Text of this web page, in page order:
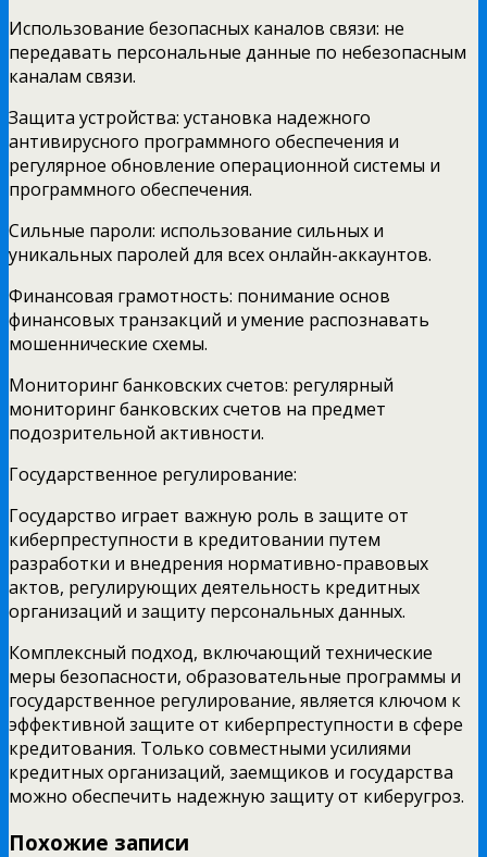
Использование безопасных каналов связи: не
передавать персональные данные по небезопасным
каналам связи.
Защита устройства: установка надежного
антивирусного программного обеспечения и
регулярное обновление операционной системы и
программного обеспечения.
Сильные пароли: использование сильных и
уникальных паролей для всех онлайн-аккаунтов.
Финансовая грамотность: понимание основ
финансовых транзакций и умение распознавать
мошеннические схемы.
Мониторинг банковских счетов: регулярный
мониторинг банковских счетов на предмет
подозрительной активности.
Государственное регулирование:
Государство играет важную роль в защите от
киберпреступности в кредитовании путем
разработки и внедрения нормативно-правовых
актов, регулирующих деятельность кредитных
организаций и защиту персональных данных.
Комплексный подход, включающий технические
меры безопасности, образовательные программы и
государственное регулирование, является ключом к
эффективной защите от киберпреступности в сфере
кредитования. Только совместными усилиями
кредитных организаций, заемщиков и государства
можно обеспечить надежную защиту от киберугроз.
Похожие записи